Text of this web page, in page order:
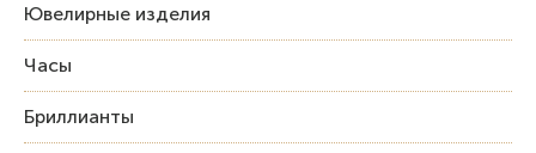
Ювелирные изделия
Часы
Бриллианты